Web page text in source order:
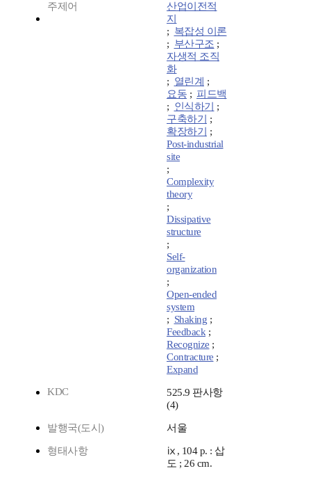
주제어
산업이전적
지
; 복잡성 이론
; 부산구조 ;
자생적 조직
화
; 열린계 ;
요동 ; 피드백
; 인식하기
;
구축하기
;
확장하기
;
Post-industrial
site
;
Complexity
theory
;
Dissipative
structure
;
Self-
organization
;
Open-ended
system
; Shaking ;
Feedback;
Recognize ;
Contracture ;
Expand
KDC
525.9 판사항
(4)
발행국(도시) 서울
형태사항
ⅸ, 104 p. : 삽
도 ; 26 cm.